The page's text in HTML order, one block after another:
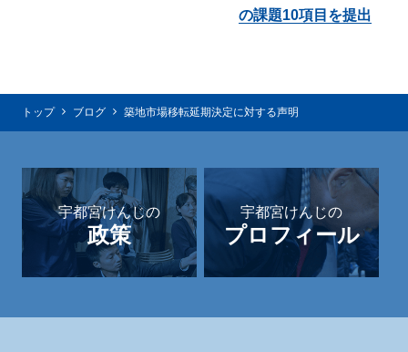
の課題10項目を提出
トップ ブログ 築地市場移転延期決定に対する声明
宇都宮けんじの
政策
宇都宮けんじの
プロフィール